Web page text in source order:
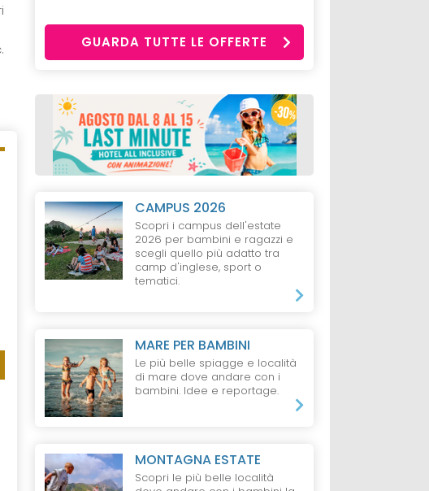
Hotel Laconia
7 Notte, 2 Adulti + 2 bambini
Mezza Pensione
MANTOVA
Corte Canale
Virgilio
da 60 €
3 Notte, 4 Persone,
Pernottamento
GUARDA TUTTE LE OFFERTE
CAMPUS 2026
Scopri i campus dell'estate
2026 per bambini e ragazzi e
scegli quello più adatto tra
camp d'inglese, sport o
tematici.
MARE PER BAMBINI
Le più belle spiagge e località
di mare dove andare con i
bambini. Idee e reportage.
MONTAGNA ESTATE
Scopri le più belle località